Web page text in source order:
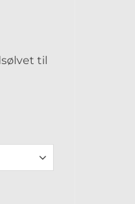
til